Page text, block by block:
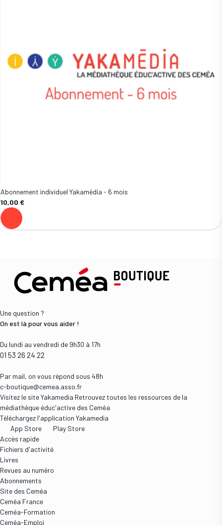
Abonnement individuel Yakamédia - 6 mois
10,00 €
Une question ?
On est là pour vous aider !
Du lundi au vendredi de 9h30 à 17h
01 53 26 24 22
Par mail, on vous répond sous 48h
c-boutique@cemea.asso.fr
Visitez le site Yakamedia Retrouvez toutes les ressources de la
médiathèque éduc'active des Ceméa
Téléchargez l'application Yakamedia
App Store
Play Store
Accès rapide
Fichiers d'activité
Livres
Revues au numéro
Abonnements
Site des Ceméa
Ceméa France
Ceméa-Formation
Ceméa-Emploi